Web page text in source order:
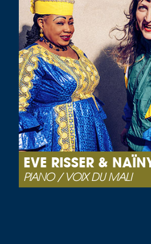
EVE RISSER &
PIANO / VOIX DU MALI